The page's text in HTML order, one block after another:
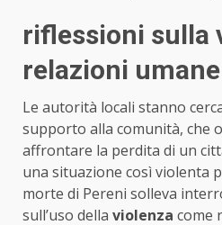
riflessioni sulla
relazioni umane
Le autorità locali stanno
supporto alla comunità, che
affrontare la perdita di un
una situazione così violenta
morte di Pereni solleva
sull’uso della violenza come